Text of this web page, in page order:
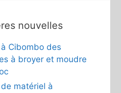
nouvelles
Cibombo des
à broyer et moudre
matériel à